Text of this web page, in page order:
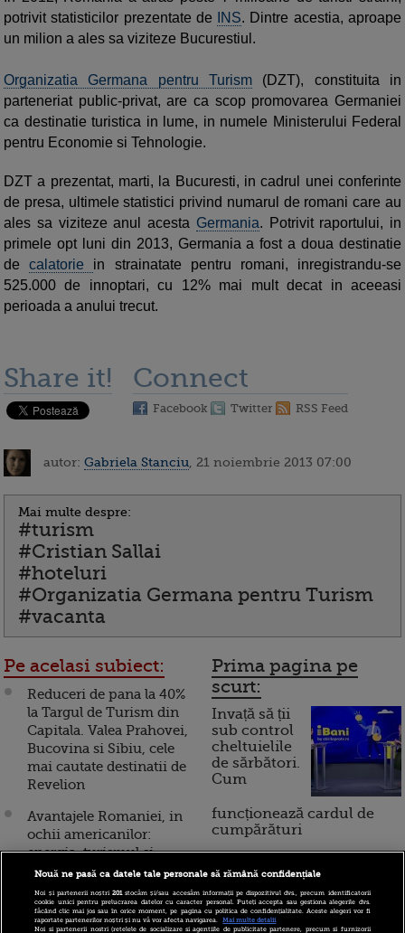
potrivit statisticilor prezentate de
INS. Dintre acestia, aproape
un milion a ales sa viziteze Bucurestiul.
Organizatia Germana pentru Turism (DZT), constituita in
parteneriat public-privat, are ca scop promovarea Germaniei
ca destinatie turistica in lume, in numele Ministerului Federal
pentru Economie si Tehnologie.
DZT a prezentat, marti, la Bucuresti, in cadrul unei conferinte
de presa, ultimele statistici privind numarul de romani care au
ales sa viziteze anul acesta Germania. Potrivit raportului, in
primele opt luni din 2013, Germania a fost a doua destinatie
decalatorie in strainatate pentru romani, inregistrandu-se
525.000 de innoptari, cu 12% mai mult decat in aceeasi
perioada a anului trecut.
Share it! Connect
Facebook Twitter RSS Feed
autor: Gabriela Stanciu , 21 noiembrie 2013 07:00
Mai multe despre:
#turism
#Cristian Sallai
#hoteluri
#Organizatia Germana pentru Turism
#vacanta
Pe acelasi subiect:
Reduceri de pana la 40%
la Targul de Turism din
Capitala. Valea Prahovei,
Bucovina si Sibiu, cele
mai cautate destinatii de
Revelion
Avantajele Romaniei, in
ochii americanilor:
energia, turismul si
bancile. "Trebuie sa
aratati ca sunteti cei mai
buni din regiune, pentru
ca investitorii sa vina
Prima pagina pe
scurt:
Invață să ții
sub control
cheltuielile
de sărbători.
Cum
funcționează cardul de
cumpărături
Incont , site-ul Știrile Pro
TV de informații
economice și educație
Nouă ne pasă ca datele tale personale să rămână confidențiale
Noi și partenerii noștri201stocăm și/sau accesăm informații pe dispozitivul dvs., precum identificatorii
cookie unici pentru prelucrarea datelor cu caracter personal. Puteți accepta sau gestiona alegerile dvs.
făcând clic mai jos sau în orice moment, pe pagina cu politica de confidențialitate. Aceste alegeri vor fi
raportate partenerilor noștri și nu vă vor afecta navigarea.
Mai multe detalii
Noi si partenerii nostri (retelele de socializare si agentiile de publicitate partenere, precum si furnizorii